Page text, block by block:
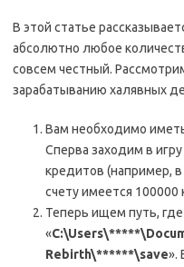
В этой статье
абсолютно любое
совсем честный.
зарабатыванию халявных
Вам необходимо иметь
Сперва заходим в
кредитов (например,
счету имеется 100000
Теперь ищем путь,
«
Rebirth\******\save».